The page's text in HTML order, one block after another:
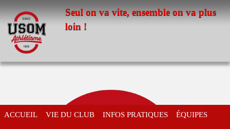
Seul on va vite, ensemble on va plus
loin !
ACCUEIL VIE DU CLUB INFOS PRATIQUES ÉQUIPES